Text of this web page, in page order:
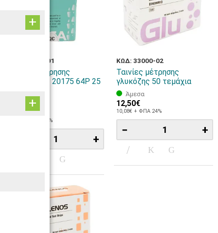
ΚΩΔ: 33000-01
Ταινίες μέτρησης
κρεατινίνης 20175 64P 25
Άμεσα
109,00€
87,90€ + ΦΠΑ 24%
+
ΚΩΔ: 33000-02
Ταινίες μέτρησης
γλυκόζης 50 τεμάχια
Άμεσα
12,50€
10,08€ + ΦΠΑ 24%
− +